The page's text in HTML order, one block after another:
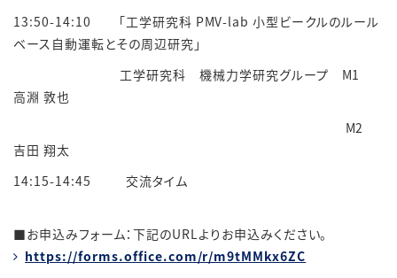
13:50-14:10 「工学研究科 PMV-lab 小型ビークルのルール
ベース自動運転とその周辺研究」
工学研究科 機械力学研究グループ M1
高淵 敦也
M2
吉田 翔太
14:15-14:45 交流タイム
■お申込みフォーム：下記のURLよりお申込みください。
https://forms.office.com/r/m9tMMkx6ZC